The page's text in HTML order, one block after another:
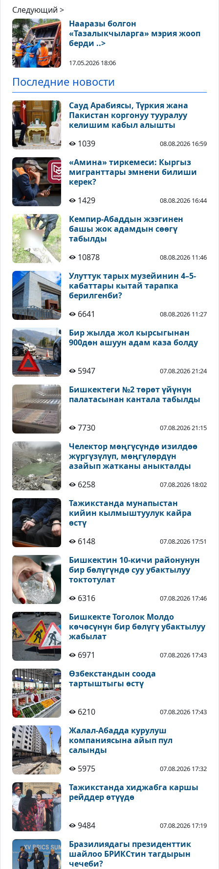
Следующий >
Нааразы болгон
«Тазалыкчыларга» мэрия жооп
берди ..>
17.05.2026 18:06
Последние новости
Сауд Арабиясы, Түркия жана
Пакистан коргонуу тууралуу
келишим кабыл алышты
1039
08.08.2026 16:59
«Амина» тиркемеси: Кыргыз
мигранттары эмнени билиши
керек?
1429
08.08.2026 16:44
Кемпир-Абаддын жээгинен
башы жок адамдын сөөгү
табылды
10878
08.08.2026 11:46
Улуттук тарых музейинин 4–5-
кабаттары кытай тарапка
берилгенби?
6641
08.08.2026 11:27
Бир жылда жол кырсыгынан
900дөн ашуун адам каза болду
5947 07.08.2026 21:24
Бишкектеги №2 төрөт үйүнүн
палатасынан кантала табылды
7730 07.08.2026 21:15
Челектор мөңгүсүндө изилдөө
жүргүзүлүп, мөңгүлөрдүн
азайып жатканы аныкталды
6258
07.08.2026 18:02
Тажикстанда мунапыстан
кийин кылмыштуулук кайра
өстү
6148
07.08.2026 17:51
Бишкектин 10-кичи районунун
бир бөлүгүндө суу убактылуу
токтотулат
6316
07.08.2026 17:46
Бишкекте Тоголок Молдо
көчөсүнүн бир бөлүгү убактылуу
жабылат
6971
07.08.2026 17:43
Өзбекстандын соода
тартыштыгы өстү
6210 07.08.2026 17:43
Жалал-Абадда курулуш
компаниясына айып пул
салынды
5975
07.08.2026 17:32
Тажикстанда хиджабга каршы
рейддер өтүүдө
9484 07.08.2026 17:19
Бразилиядагы президенттик
шайлоо БРИКСтин тагдырын
чечеби?